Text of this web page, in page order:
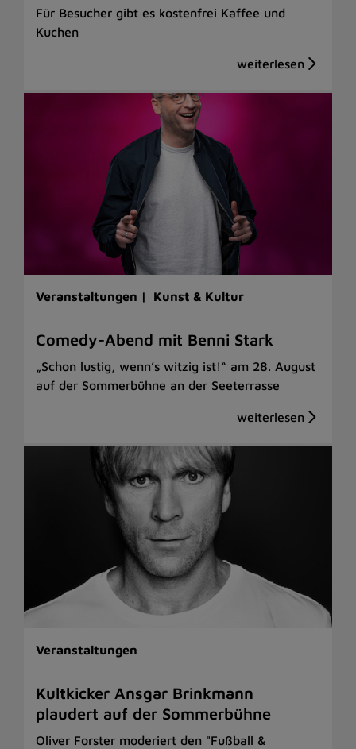
Für Besucher gibt es kostenfrei Kaffee und
Kuchen
Veranstaltungen | Kunst & Kultur
Comedy-Abend mit Benni Stark
„Schon lustig, wenn’s witzig ist!“ am 28. August
auf der Sommerbühne an der Seeterrasse
Veranstaltungen
Kultkicker Ansgar Brinkmann
plaudert auf der Sommerbühne
Oliver Forster moderiert den "Fußball &